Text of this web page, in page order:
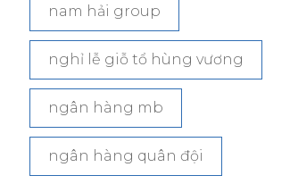
nam hải group
nghỉ lễ giỗ tổ hùng vương
ngân hàng mb
ngân hàng quân đội